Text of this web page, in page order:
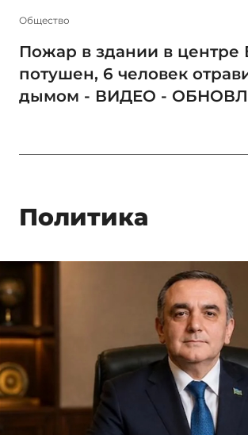
Общество
Пожар в здании в центре
потушен, 6 человек
дымом - ВИДЕО -
Политика